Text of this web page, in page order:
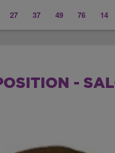
27 37 49 76 14
-